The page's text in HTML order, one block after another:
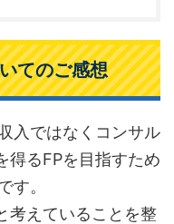
てのご感想
入ではなくコンサル
得るFPを目指すため
す。
考えていることを整